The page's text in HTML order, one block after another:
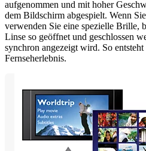
aufgenommen und mit hoher
dem Bildschirm abgespielt. Wenn
verwenden Sie eine spezielle Brille,
Linse so geöffnet und geschlossen
synchron angezeigt wird. So
Fernseherlebnis.